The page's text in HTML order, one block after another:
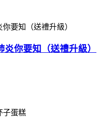
炎你要知（送禮升級）